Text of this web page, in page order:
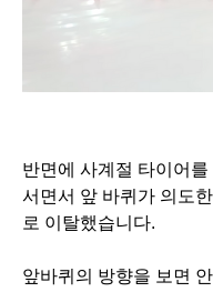
반면에 사계절 타이어
서면서 앞 바퀴가 의도
로 이탈했습니다.
앞바퀴의 방향을 보면